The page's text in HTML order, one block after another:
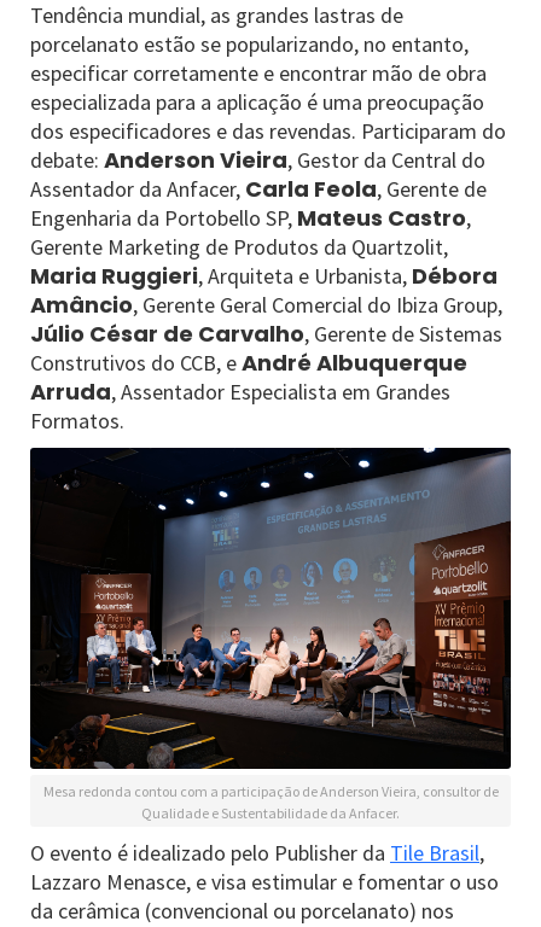
Tendência mundial, as grandes lastras de
porcelanato estão se popularizando, no entanto,
especificar corretamente e encontrar mão de obra
especializada para a aplicação é uma preocupação
dos especificadores e das revendas. Participaram do
debate: Anderson Vieira, Gestor da Central do
Assentador da Anfacer, Carla Feola, Gerente de
Engenharia da Portobello SP, Mateus Castro,
Gerente Marketing de Produtos da Quartzolit,
Maria Ruggieri, Arquiteta e Urbanista, Débora
Amâncio, Gerente Geral Comercial do Ibiza Group,
Júlio César de Carvalho, Gerente de Sistemas
Construtivos do CCB, eAndré Albuquerque
Arruda, Assentador Especialista em Grandes
Formatos.
Mesa redonda contou com a participação de Anderson Vieira, consultor de
Qualidade e Sustentabilidade da Anfacer.
O evento é idealizado pelo Publisher da Tile Brasil,
Lazzaro Menasce, e visa estimular e fomentar o uso
da cerâmica (convencional ou porcelanato) nos